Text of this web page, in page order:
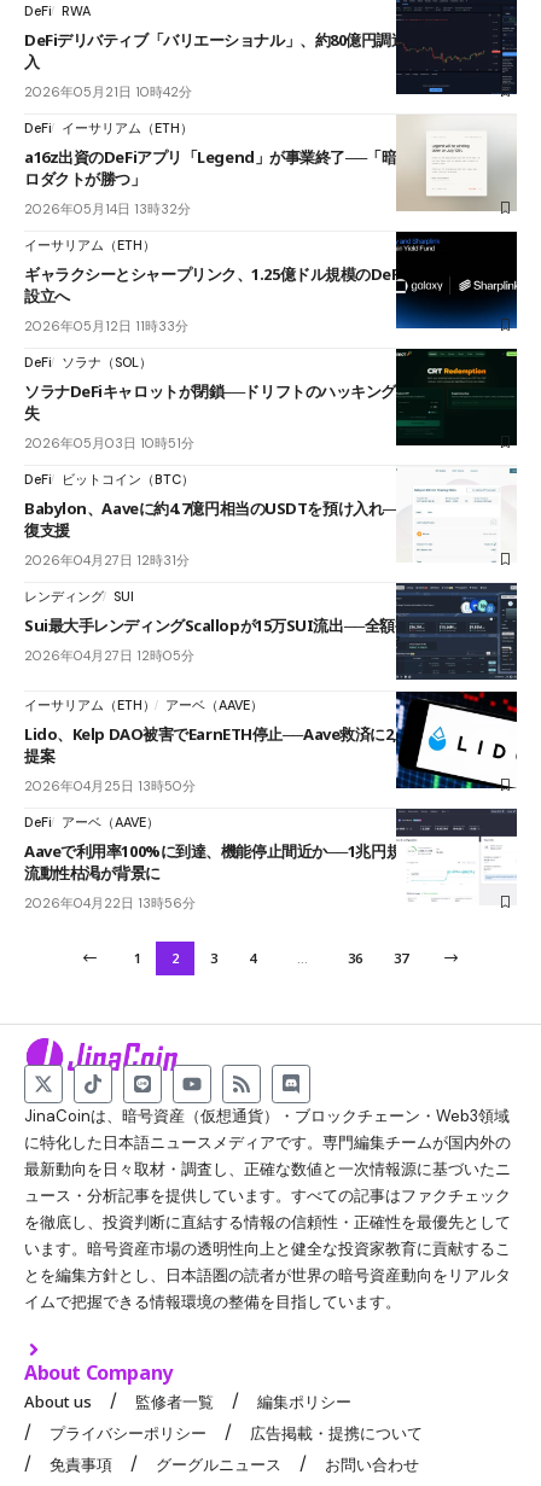
DeFi RWA
DeFiデリバティブ「バリエーショナル」、約80億円調達──RWA市場参
入
2026年05月21日 10時42分
DeFi イーサリアム（ETH）
a16z出資のDeFiアプリ「Legend」が事業終了──「暗号資産を隠すプ
ロダクトが勝つ」
2026年05月14日 13時32分
イーサリアム（ETH）
ギャラクシーとシャープリンク、1.25億ドル規模のDeFi利回りファンド
設立へ
2026年05月12日 11時33分
DeFi ソラナ（SOL）
ソラナDeFiキャロットが閉鎖──ドリフトのハッキング波及でTVL93%消
失
2026年05月03日 10時51分
DeFi ビットコイン（BTC）
Babylon、Aaveに約4.7億円相当のUSDTを預け入れ──rsETH問題で回
復支援
2026年04月27日 12時31分
レンディング SUI
Sui最大手レンディングScallopが15万SUI流出──全額補填を表明
2026年04月27日 12時05分
イーサリアム（ETH） アーベ（AAVE）
Lido、Kelp DAO被害でEarnETH停止──Aave救済に2,500 stETH拠出も
提案
2026年04月25日 13時50分
DeFi アーベ（AAVE）
Aaveで利用率100%に到達、機能停止間近か──1兆円規模の流出による
流動性枯渇が背景に
2026年04月22日 13時56分
1 2 3 4 36 37
JinaCoinは、暗号資産（仮想通貨）・ブロックチェーン・Web3領域
に特化した日本語ニュースメディアです。専門編集チームが国内外の
最新動向を日々取材・調査し、正確な数値と一次情報源に基づいたニ
ュース・分析記事を提供しています。すべての記事はファクチェック
を徹底し、投資判断に直結する情報の信頼性・正確性を最優先として
います。暗号資産市場の透明性向上と健全な投資家教育に貢献するこ
とを編集方針とし、日本語圏の読者が世界の暗号資産動向をリアルタ
イムで把握できる情報環境の整備を目指しています。
About Company
About us 監修者一覧
編集ポリシー
プライバシーポリシー
広告掲載・提携について
免責事項
グーグルニュース お問い合わせ